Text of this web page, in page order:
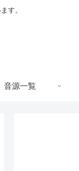
す。
音源一覧